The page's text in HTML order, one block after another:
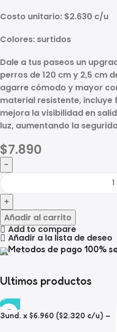
Costo unitario: $2.630 c/u
Colores: surtidos
Dale a tus paseos un
perros de 120 cmy 2,5 cm
agarre cómodo y mayor
material resistente, incluye
mejora la visibilidad en
luz, aumentando la
$7.890
Añadir al carrito
Add to compare
Añadir a la lista de deseo
Metodos de pago 100%
Ultimos productos
3und. x $6.960 ($2.320 c/u) –